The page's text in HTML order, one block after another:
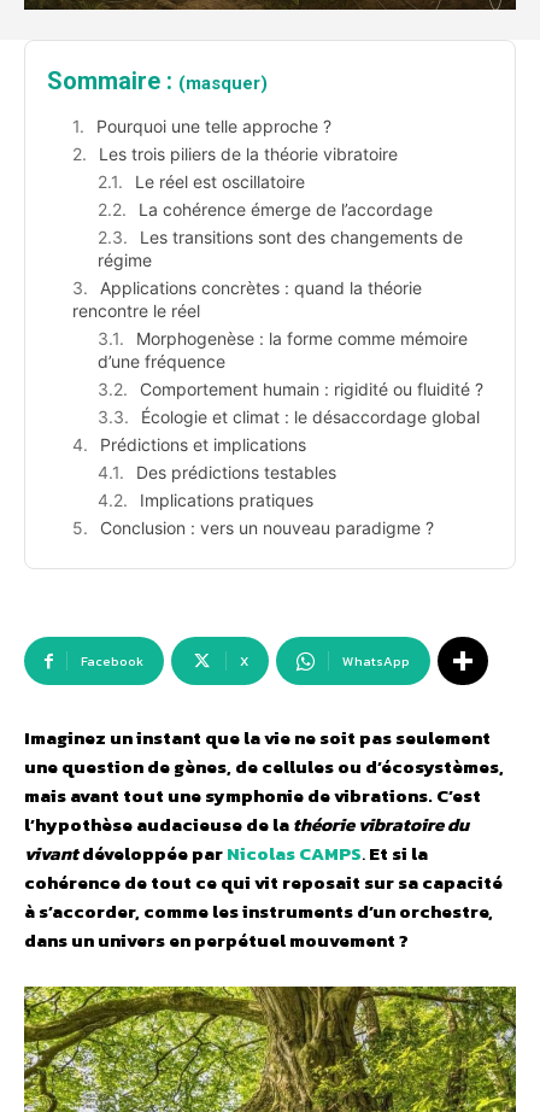
Sommaire : (masquer)
Pourquoi une telle approche ?
Les trois piliers de la théorie vibratoire
Le réel est oscillatoire
La cohérence émerge de l’accordage
Les transitions sont des changements de
régime
Applications concrètes : quand la théorie
rencontre le réel
Morphogenèse : la forme comme mémoire
d’une fréquence
Comportement humain : rigidité ou fluidité ?
Écologie et climat : le désaccordage global
Prédictions et implications
Des prédictions testables
Implications pratiques
Conclusion : vers un nouveau paradigme ?
Facebook X WhatsApp
Imaginez un instant que la vie ne soit pas seulement
une question de gènes, de cellules ou d’écosystèmes,
mais avant tout une symphonie de vibrations. C’est
l’hypothèse audacieuse de lathéorie vibratoire du
vivantdéveloppée parNicolas CAMPS.Et si la
cohérence de tout ce qui vit reposait sur sa capacité
à s’accorder, comme les instruments d’un orchestre,
dans un univers en perpétuel mouvement ?